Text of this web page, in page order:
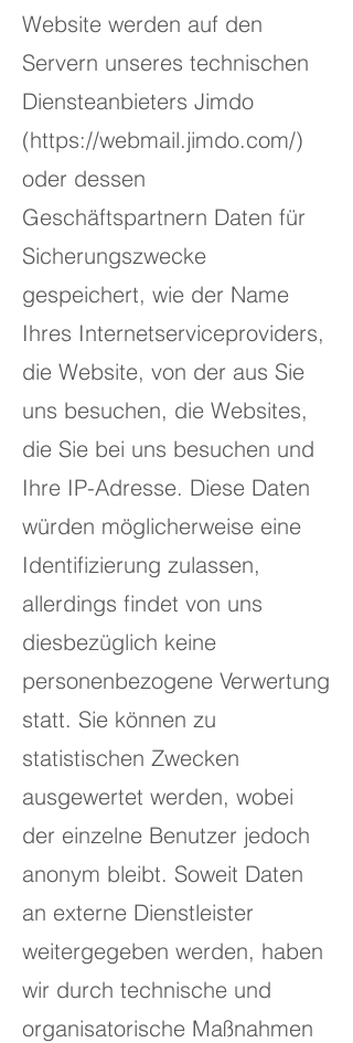
Website werden auf den
Servern unseres technischen
Diensteanbieters Jimdo
(https://webmail.jimdo.com/)
oder dessen
Geschäftspartnern Daten für
Sicherungszwecke
gespeichert, wie der Name
Ihres Internetserviceproviders,
die Website, von der aus Sie
uns besuchen, die Websites,
die Sie bei uns besuchen und
Ihre IP-Adresse. Diese Daten
würden möglicherweise eine
Identifizierung zulassen,
allerdings findet von uns
diesbezüglich keine
personenbezogene Verwertung
statt. Sie können zu
statistischen Zwecken
ausgewertet werden, wobei
der einzelne Benutzer jedoch
anonym bleibt. Soweit Daten
an externe Dienstleister
weitergegeben werden, haben
wir durch technische und
organisatorische Maßnahmen